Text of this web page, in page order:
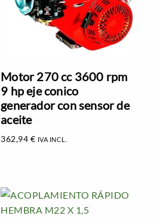
Motor 270 cc 3600 rpm
9 hp eje conico
generador con sensor de
aceite
362,94 € IVA INCL.